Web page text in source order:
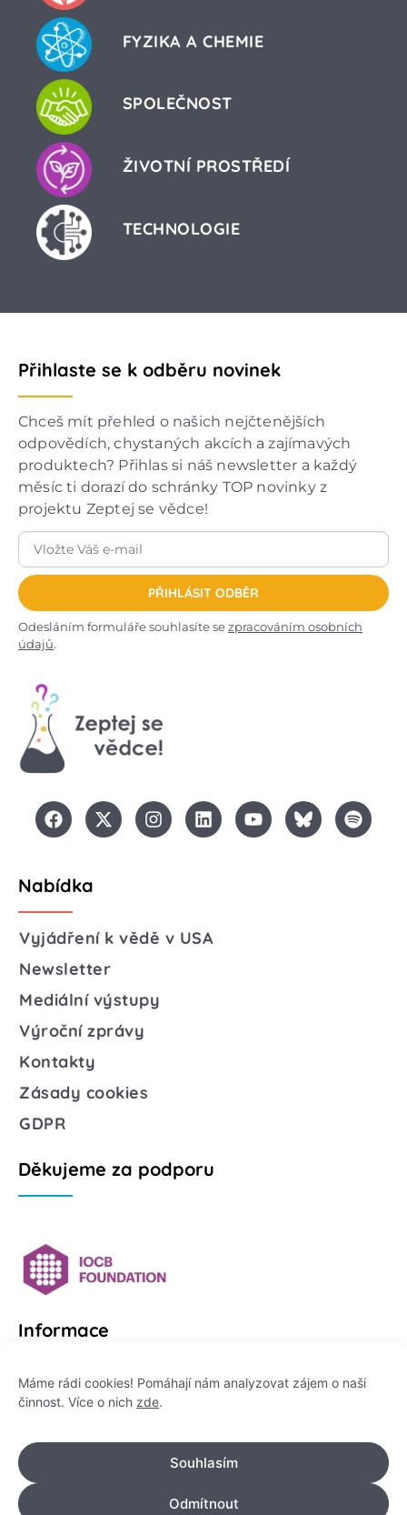
Máme rádi cookies! Pomáhají nám analyzovat zájem o naši
činnost. Více o nich zde.
Souhlasím
Odmítnout
FYZIKA A CHEMIE
SPOLEČNOST
ŽIVOTNÍ PROSTŘEDÍ
TECHNOLOGIE
Přihlaste se k odběru novinek
Chceš mít přehled o našich nejčtenějších
odpovědích, chystaných akcích a zajímavých
produktech? Přihlas si náš newsletter a každý
měsíc ti dorazí do schránky TOP novinky z
projektu Zeptej se vědce!
PŘIHLÁSIT ODBĚR
Odesláním formuláře souhlasíte sezpracováním osobních
údajů.
Nabídka
Vyjádření k vědě v USA
Newsletter
Mediální výstupy
Výroční zprávy
Kontakty
Zásady cookies
GDPR
Děkujeme za podporu
Informace
Platformu Zeptej se vědce provozuje:
IČO: 178 47 389
Flemingovo náměstí 542/2,
Dejvice, 160 00 Praha 6